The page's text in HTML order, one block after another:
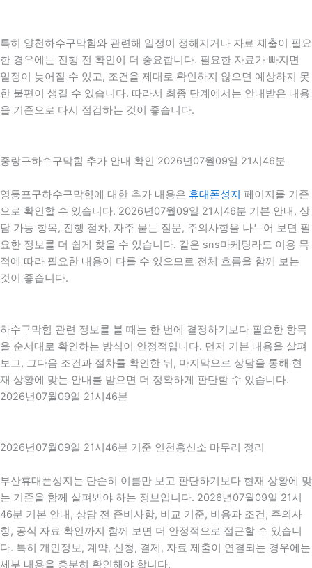
특히 양천하수구막힘와 관련해 일정이 정해지거나 자료 제출이 필요
한 경우에는 진행 전 확인이 더 중요합니다. 필요한 자료가 빠지면
일정이 늦어질 수 있고, 조건을 제대로 확인하지 않으면 예상하지 못
한 불편이 생길 수 있습니다. 따라서 최종 단계에서는 안내받은 내용
을 기준으로 다시 점검하는 것이 좋습니다.
중랑구하수구막힘 추가 안내 확인 2026년07월09일 21시46분
영등포구하수구막힘에 대한 추가 내용은 휴대폰성지 페이지를 기준
으로 확인할 수 있습니다. 2026년07월09일 21시46분 기본 안내, 상
담 가능 항목, 진행 절차, 자주 묻는 질문, 주의사항을 나누어 보면 필
요한 정보를 더 쉽게 찾을 수 있습니다. 같은 sns마케팅라도 이용 목
적에 따라 필요한 내용이 다를 수 있으므로 전체 흐름을 함께 보는
것이 좋습니다.
하수구막힘 관련 정보를 볼 때는 한 번에 결정하기보다 필요한 항목
을 순서대로 확인하는 방식이 안정적입니다. 먼저 기본 내용을 살펴
보고, 그다음 조건과 절차를 확인한 뒤, 마지막으로 상담을 통해 현
재 상황에 맞는 안내를 받으면 더 정확하게 판단할 수 있습니다.
2026년07월09일 21시46분
2026년07월09일 21시46분 기준 인천흥신소 마무리 정리
부산휴대폰성지는 단순히 이름만 보고 판단하기보다 현재 상황에 맞
는 기준을 함께 살펴봐야 하는 정보입니다. 2026년07월09일 21시
46분 기본 안내, 상담 전 준비사항, 비교 기준, 비용과 조건, 주의사
항, 공식 자료 확인까지 함께 보면 더 안정적으로 접근할 수 있습니
다. 특히 개인정보, 계약, 신청, 결제, 자료 제출이 연결되는 경우에는
세부 내용을 충분히 확인해야 합니다.